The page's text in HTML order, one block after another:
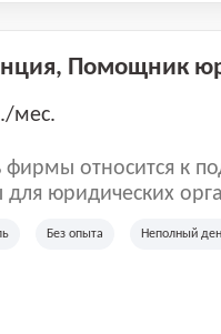
Помощник
мес.
фирмы относится к
юридических
Без опыта Неполный